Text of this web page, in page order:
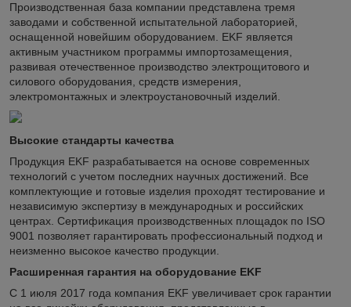
Производственная база компании представлена тремя
заводами и собственной испытательной лабораторией,
оснащенной новейшим оборудованием. EKF является
активным участником программы импортозамещения,
развивая отечественное производство электрощитового и
силового оборудования, средств измерения,
электромонтажных и электроустановочный изделий.
Высокие стандарты качества
Продукция EKF разрабатывается на основе современных
технологий с учетом последних научных достижений. Все
комплектующие и готовые изделия проходят тестирование и
независимую экспертизу в международных и российских
центрах. Сертификация производственных площадок по ISO
9001 позволяет гарантировать профессиональный подход и
неизменно высокое качество продукции.
Расширенная гарантия на оборудование EKF
С 1 июля 2017 года компания EKF увеличивает срок гарантии